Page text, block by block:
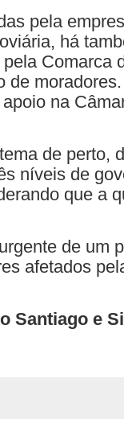
pela
há
Comarca
de
na
de perto,
níveis de
que a
de um
afetados
Santiago e